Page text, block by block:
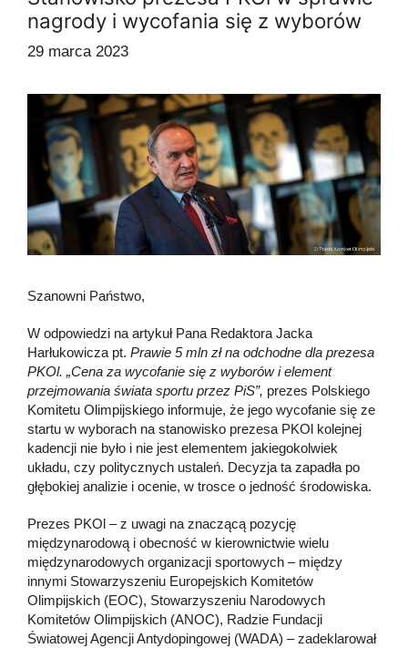
nagrody i wycofania się z wyborów
29 marca 2023
Szanowni Państwo,
W odpowiedzi na artykuł Pana Redaktora Jacka
Harłukowicza pt. Prawie 5 mln zł na odchodne dla prezesa
PKOl. „Cena za wycofanie się z wyborów i element
przejmowania świata sportu przez PiS”, prezes Polskiego
Komitetu Olimpijskiego informuje, że jego wycofanie się ze
startu w wyborach na stanowisko prezesa PKOl kolejnej
kadencji nie było i nie jest elementem jakiegokolwiek
układu, czy politycznych ustaleń. Decyzja ta zapadła po
głębokiej analizie i ocenie, w trosce o jedność środowiska.
Prezes PKOl – z uwagi na znaczącą pozycję
międzynarodową i obecność w kierownictwie wielu
międzynarodowych organizacji sportowych – między
innymi Stowarzyszeniu Europejskich Komitetów
Olimpijskich (EOC), Stowarzyszeniu Narodowych
Komitetów Olimpijskich (ANOC), Radzie Fundacji
Światowej Agencji Antydopingowej (WADA) – zadeklarował